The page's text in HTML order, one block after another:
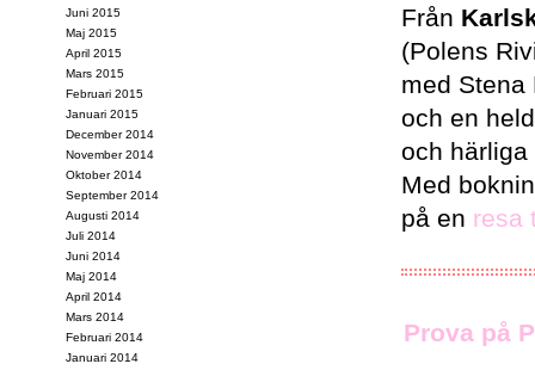
Från
(Polens
med Stena
och en
och härliga
Med
på en resa
Prova på
Juni 2015
Maj 2015
April 2015
Mars 2015
Februari 2015
Januari 2015
December 2014
November 2014
Oktober 2014
September 2014
Augusti 2014
Juli 2014
Juni 2014
Maj 2014
April 2014
Mars 2014
Februari 2014
Januari 2014